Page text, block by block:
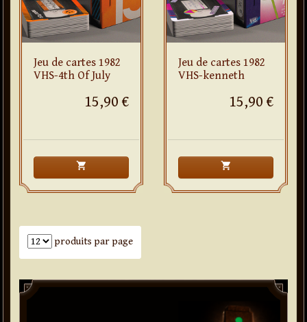
Jeu de cartes 1982
VHS-4th Of July
15,90 €
shopping_cart
Jeu de cartes 1982
VHS-kenneth
15,90 €
shopping_cart
Nombre de produits par page
produits par page
Paddle